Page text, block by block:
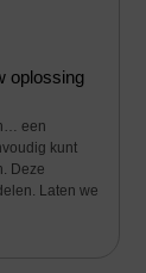
oplossing
een
kunt
Deze
Laten we